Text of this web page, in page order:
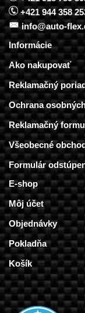
+421 944 358
info@auto-
Informácie
Ako nakupovať
Reklamačný
Ochrana
Reklamačný
Všeobecné
Formulár
E-shop
Môj účet
Objednávky
Pokladňa
Košík